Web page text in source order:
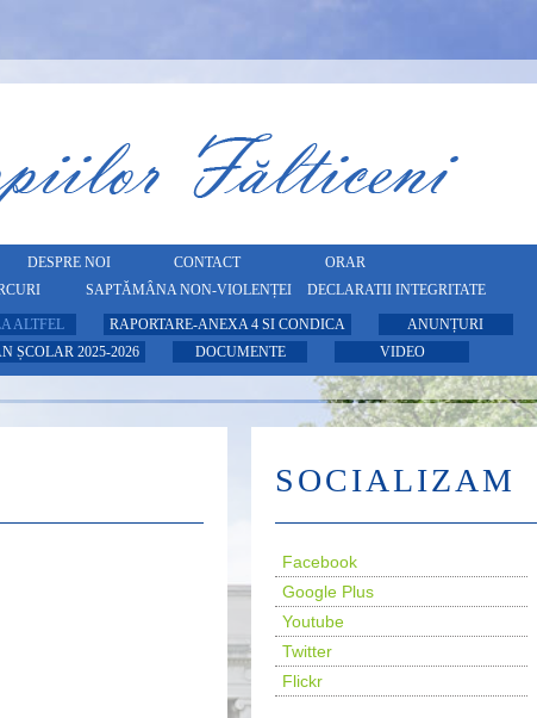
DESPRE NOI CONTACT
ORAR
SAPTĂMÂNA NON-VIOLENȚEI DECLARATII INTEGRITATE
ALTFEL RAPORTARE-ANEXA 4 SI CONDICA
ANUNȚURI
ȘCOLAR 2025-2026 DOCUMENTE VIDEO
SOCIALIZAM
Facebook
Google Plus
Youtube
Twitter
Flickr